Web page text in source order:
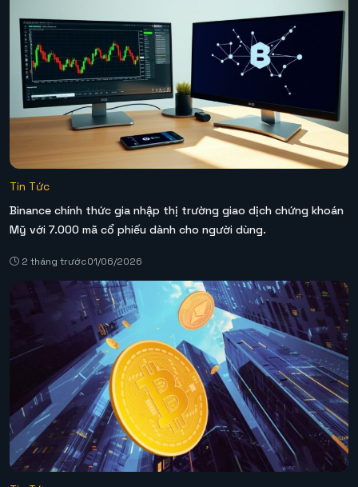
Tin Tức
Binance chính thức gia nhập thị trường giao dịch chứng khoán
Mỹ với 7.000 mã cổ phiếu dành cho người dùng.
2 tháng trước01/06/2026